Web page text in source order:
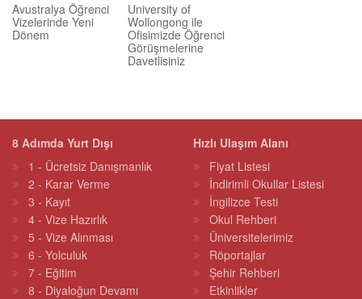
Avustralya Öğrenci
Vizelerinde Yeni
Dönem
University of
Wollongong ile
Ofisimizde Öğrenci
Görüşmelerine
Davetlisiniz
8 Adımda Yurt Dışı
1 - Ücretsiz Danışmanlık
2 - Karar Verme
3 - Kayıt
4 - Vize Hazırlık
5 - Vize Alınması
6 - Yolculuk
7 - Eğitim
8 - Diyaloğun Devamı
Hızlı Ulaşım Alanı
Fiyat Listesi
İndirimli Okullar Listesi
İngilizce Testi
Okul Rehberi
Üniversitelerimiz
Röportajlar
Şehir Rehberi
Etkinlikler